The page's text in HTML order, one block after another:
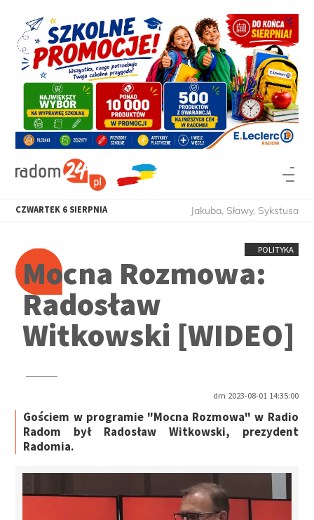
CZWARTEK 6 SIERPNIA Jakuba, Sławy, Sykstusa
POLITYKA
Mocna Rozmowa:
Radosław
Witkowski [WIDEO]
dm 2023-08-01 14:35:00
Gościem w programie "Mocna Rozmowa" w Radio
Radom był Radosław Witkowski, prezydent
Radomia.